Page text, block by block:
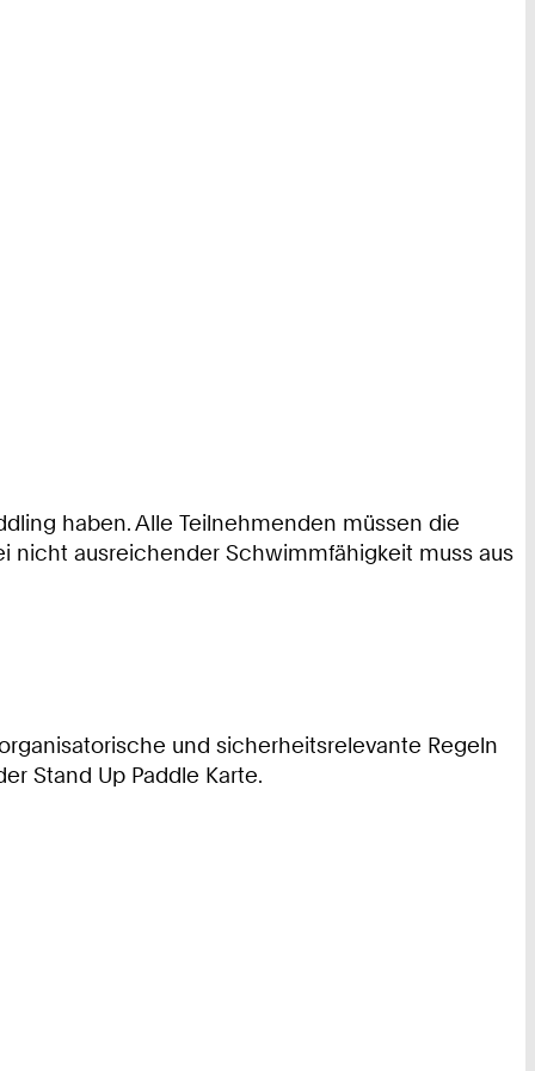
haben. Alle Teilnehmenden müssen die
nicht ausreichender Schwimmfähigkeit muss aus
und sicherheitsrelevante Regeln
Stand Up Paddle Karte.